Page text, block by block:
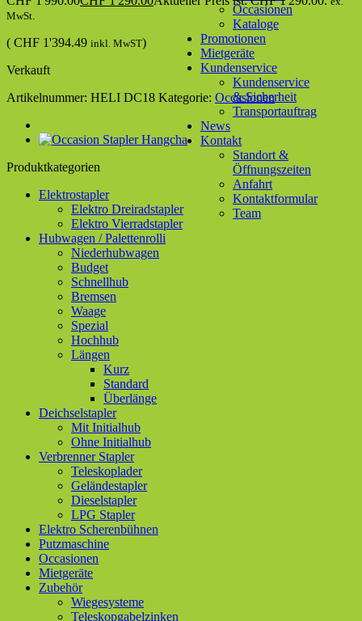
Occasionen
Kataloge
Promotionen
Mietgeräte
Kundenservice
Kundenservice
& Sicherheit
Transportauftrag
News
Kontakt
Standort &
Öffnungszeiten
Anfahrt
Kontaktformular
Team
MwSt.
( CHF 1'394.49 inkl. MwST)
Verkauft
Artikelnummer: HELI DC18 Kategorie: Occasionen
Produktkategorien
Elektrostapler
Elektro Dreiradstapler
Elektro Vierradstapler
Hubwagen / Palettenrolli
Niederhubwagen
Budget
Schnellhub
Bremsen
Waage
Spezial
Hochhub
Längen
Kurz
Standard
Überlänge
Deichselstapler
Mit Initialhub
Ohne Initialhub
Verbrenner Stapler
Teleskoplader
Geländestapler
Dieselstapler
LPG Stapler
Elektro Scherenbühnen
Putzmaschine
Occasionen
Mietgeräte
Zubehör
Wiegesysteme
Teleskopgabelzinken